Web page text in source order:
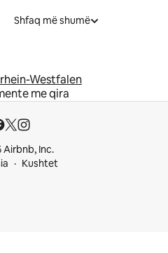
Shfaq më shumë
Westfalen
me qira
Inc.
Kushtet